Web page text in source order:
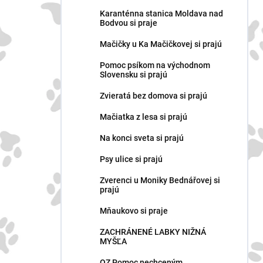
n
Karanténna stanica Moldava nad
Bodvou si praje
Mačičky u Ka Mačičkovej si prajú
Pomoc psíkom na východnom
Slovensku si prajú
Zvieratá bez domova si prajú
Mačiatka z lesa si prajú
Na konci sveta si prajú
Psy ulice si prajú
Zverenci u Moniky Bednářovej si
prajú
Mňaukovo si praje
ZACHRÁNENÉ LABKY NIŽNÁ
MYŠĽA